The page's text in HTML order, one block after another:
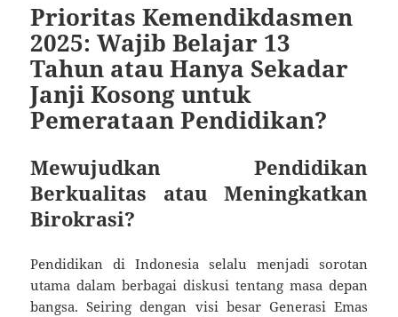
Prioritas Kemendikdasmen
2025: Wajib Belajar 13
Tahun atau Hanya Sekadar
Janji Kosong untuk
Pemerataan Pendidikan?
Mewujudkan Pendidikan
Berkualitas atau Meningkatkan
Birokrasi?
Pendidikan di Indonesia selalu menjadi sorotan
utama dalam berbagai diskusi tentang masa depan
bangsa. Seiring dengan visi besar Generasi Emas